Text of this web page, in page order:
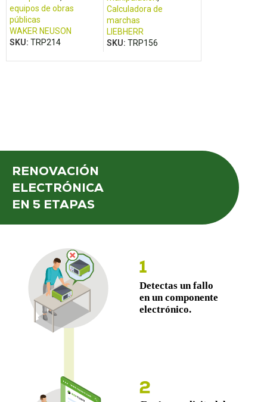
equipos de obras
públicas
WAKER NEUSON
SKU: TRP214
Calculadora de
marchas
LIEBHERR
SKU: TRP156
RENOVACIÓN
ELECTRÓNICA
EN 5 ETAPAS